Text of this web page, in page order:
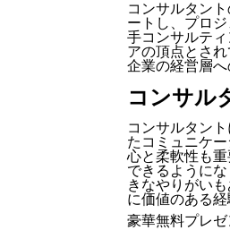
コンサルタン
ートし、プロ
手コンサルテ
アの頂点とさ
企業の経営層へ
コンサル
コンサルタン
たコミュニケ
心と柔軟性も
できるように
きなやりがい
に価値のある
豪華無料プレゼ